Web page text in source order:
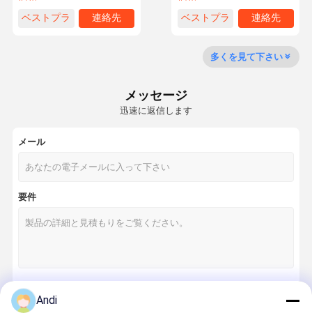
ニュース 事件
環境に優しいエアコン
産業冷却ファン
ガルバニズド換気管
ベストプラ
連絡先
ベストプラ
連絡先
多くを見て下さい
メッセージ
迅速に返信します
メール
要件
Andi